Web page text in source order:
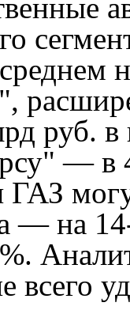
руб.
— в
ГАЗ
— на
всего